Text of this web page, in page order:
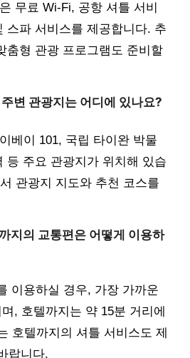
무료 Wi-Fi, 공항 셔틀 서비
스파 서비스를 제공합니다. 추
춤형 관광 프로그램도 준비할
변 관광지는 어디에 있나요?
베이 101, 국립 타이완 박물
등 주요 관광지가 위치해 있습
관광지 지도와 추천 코스를
지의 교통편은 어떻게 이용하
이용하실 경우, 가장 가까운
며, 호텔까지는 약 15분 거리에
호텔까지의 셔틀 서비스도 제
랍니다.